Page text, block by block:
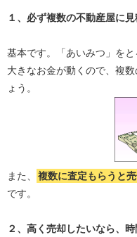
１、必ず複数の不動産屋に見
基本です。「あいみつ」をと
大きなお金が動くので、複
ょう。
また、 複数に査定もらうと
です。
２、高く売却したいなら、